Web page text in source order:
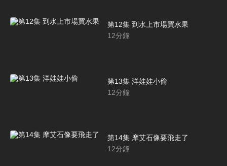
第12集 到水上市場買水果
12分鐘
第13集 洋娃娃小偷
12分鐘
第14集 摩艾石像要飛走了
12分鐘